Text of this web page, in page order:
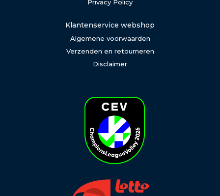
Privacy Policy
Klantenservice webshop
Algemene voorwaarden
Verzenden en retourneren
Disclaimer